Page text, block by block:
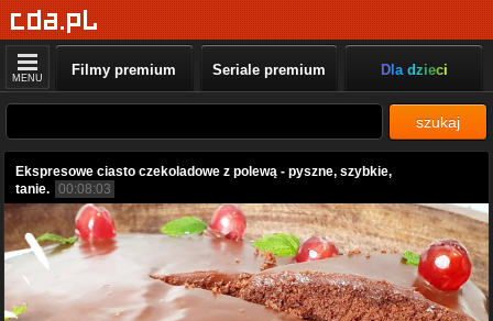
MENU Filmy premium Seriale premium Dla dzieci
szukaj
Ekspresowe ciasto czekoladowe z polewą - pyszne, szybkie,
tanie. 00:08:03